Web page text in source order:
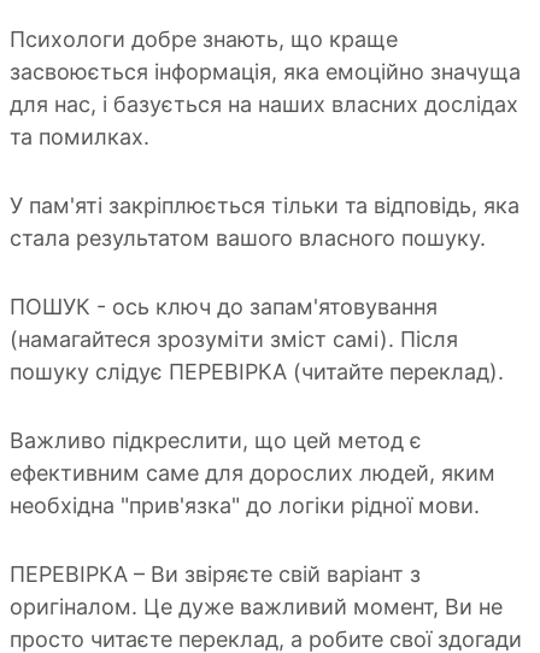
Психологи добре знають, що краще
засвоюється інформація, яка емоційно значуща
для нас, і базується на наших власних дослідах
та помилках.
У пам'яті закріплюється тільки та відповідь, яка
стала результатом вашого власного пошуку.
ПОШУК - ось ключ до запам'ятовування
(намагайтеся зрозуміти зміст самі). Після
пошуку слідує ПЕРЕВІРКА (читайте переклад).
Важливо підкреслити, що цей метод є
ефективним саме для дорослих людей, яким
необхідна "прив'язка" до логіки рідної мови.
ПЕРЕВІРКА – Ви звіряєте свій варіант з
оригіналом. Це дуже важливий момент, Ви не
просто читаєте переклад, а робите свої здогади